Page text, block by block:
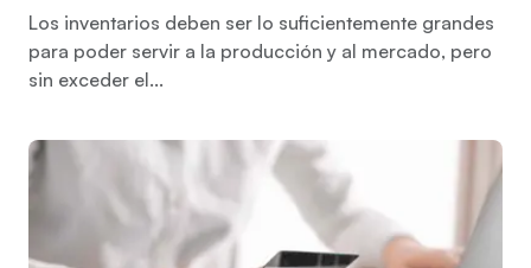
Los inventarios deben ser lo suficientemente grandes
para poder servir a la producción y al mercado, pero
sin exceder el...